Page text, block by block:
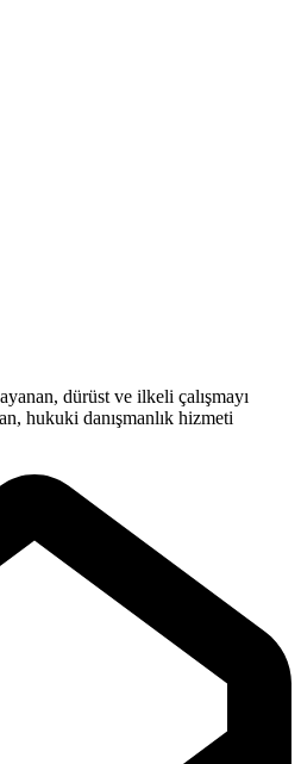
dürüst ve ilkeli çalışmayı
hukuki danışmanlık hizmeti